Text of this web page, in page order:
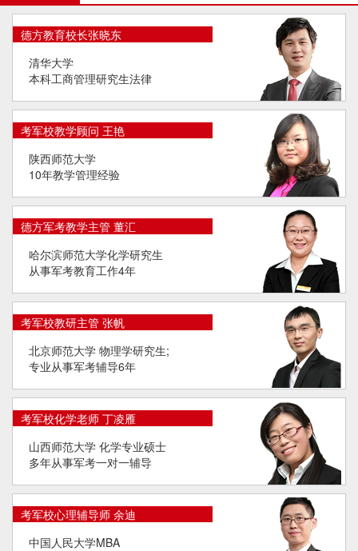
德方教育校长张晓东
清华大学
本科工商管理研究生法律
考军校教学顾问 王艳
陕西师范大学
10年教学管理经验
德方军考教学主管 董汇
哈尔滨师范大学化学研究生
从事军考教育工作4年
考军校教研主管 张帆
北京师范大学 物理学研究生;
专业从事军考辅导6年
考军校化学老师 丁凌雁
山西师范大学 化学专业硕士
多年从事军考一对一辅导
考军校心理辅导师 余迪
中国人民大学MBA